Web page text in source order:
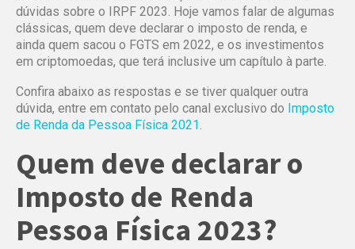
dúvidas sobre o IRPF 2023. Hoje vamos falar de algumas
clássicas, quem deve declarar o imposto de renda, e
ainda quem sacou o FGTS em 2022, e os investimentos
em criptomoedas, que terá inclusive um capítulo à parte.
Confira abaixo as respostas e se tiver qualquer outra
dúvida, entre em contato pelo canal exclusivo do Imposto
de Renda da Pessoa Física 2021
Quem deve declarar o
Imposto de Renda
Pessoa Física 2023?